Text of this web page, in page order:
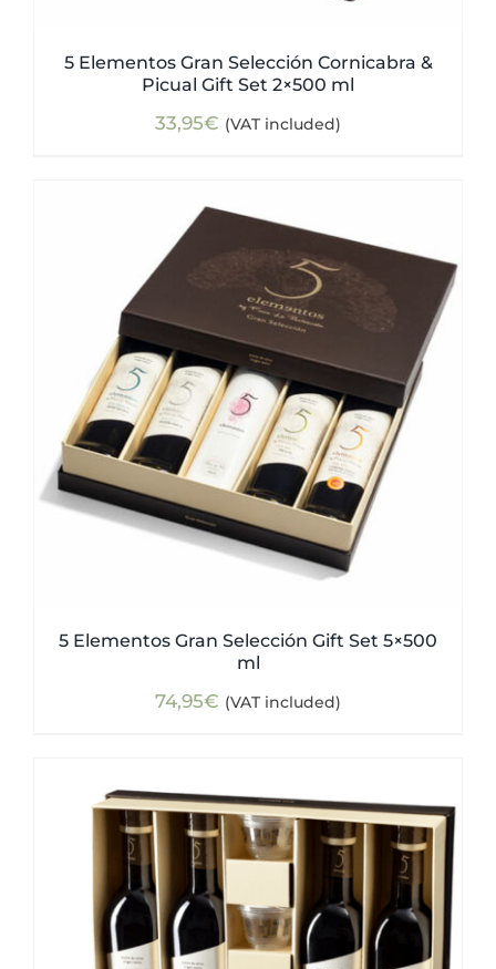
5 Elementos Gran Selección Cornicabra &
Picual Gift Set 2×500 ml
33,95€ (VAT included)
5 Elementos Gran Selección Gift Set 5×500
ml
74,95€ (VAT included)